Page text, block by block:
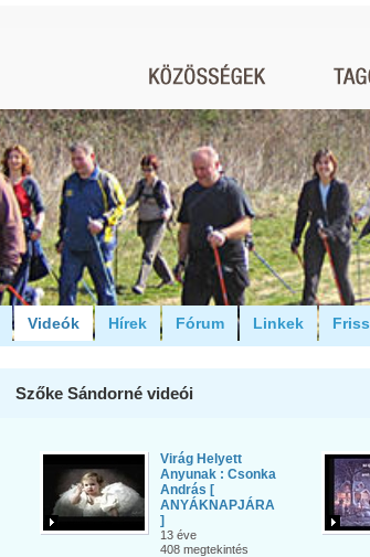
Videók Hírek Fórum Linkek Friss
Szőke Sándorné videói
Virág Helyett
Anyunak : Csonka
András [
ANYÁKNAPJÁRA
]
13 éve
408 megtekintés